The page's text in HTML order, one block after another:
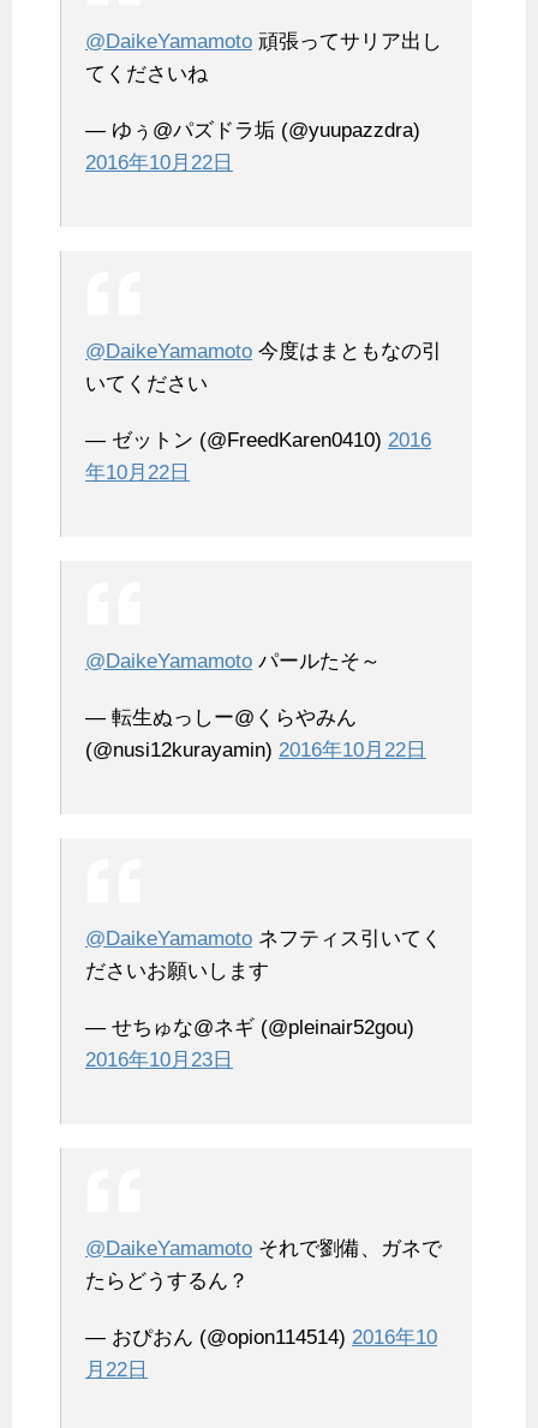
@DaikeYamamoto 頑張ってサリア出し
てくださいね
— ゆぅ@パズドラ垢 (@yuupazzdra)
2016年10月22日
@DaikeYamamoto 今度はまともなの引
いてください
— ゼットン (@FreedKaren0410) 2016
年10月22日
@DaikeYamamoto パールたそ～
— 転生ぬっしー@くらやみん
(@nusi12kurayamin) 2016年10月22日
@DaikeYamamoto ネフティス引いてく
ださいお願いします
— せちゅな@ネギ (@pleinair52gou)
2016年10月23日
@DaikeYamamoto それで劉備、ガネで
たらどうするん？
— おぴおん (@opion114514) 2016年10
月22日